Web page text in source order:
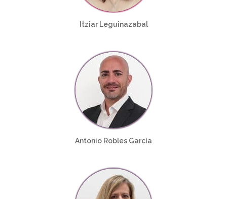
Itziar Leguinazabal
Antonio Robles García